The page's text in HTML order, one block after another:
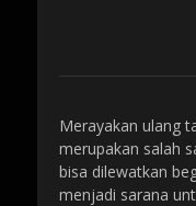
Merayakan ulang
merupakan salah
bisa dilewatkan
menjadi sarana